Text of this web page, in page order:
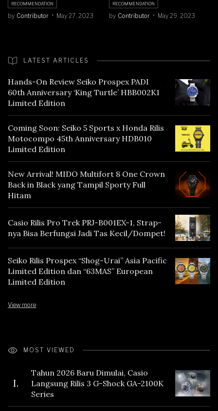
RECOMMENDATION
by Contributor May 27, 2023
RECOMMENDATION
by Contributor May 29, 2023
LATEST ARTICLES
Hands-On Review Seiko Prospex PADI
60th Anniversary ‘King Turtle’ HBB002K1
Limited Edition
Coming Soon: Seiko 5 Sports x Honda Rilis
Motocompo 45th Anniversary HDB010
Limited Edition
New Arrival! MIDO Multifort 8 One Crown
Back in Black yang Tampil Sporty Full
Hitam
Casio Rilis Pro Trek PRJ-B001EX-1, Strap-
nya Bisa Berfungsi Jadi Tas Kecil/Dompet!
Seiko Rilis Prospex “Shog-Urai” Asia Pacific
Limited Edition dan “63MAS” European
Limited Edition
View more
MOST VIEWED
I.
Tahun 2026 Baru Dimulai, Casio
Langsung Rilis 3 G-Shock GA-2100K
Series